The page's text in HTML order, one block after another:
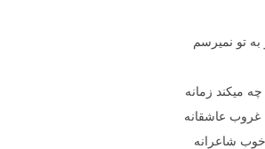
تو نمیرسم
میکند زمانه
غروب عاشقانه
خوب شاعرانه